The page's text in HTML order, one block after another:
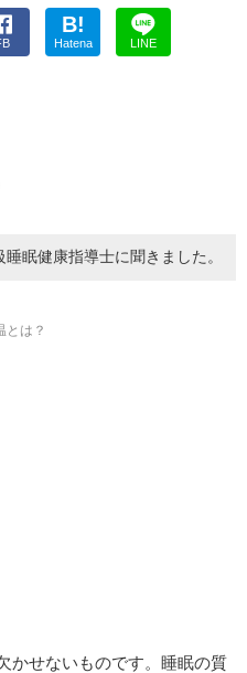
B!
Hatena LINE
眠健康指導士に聞きました。
とは？
かせないものです。睡眠の質